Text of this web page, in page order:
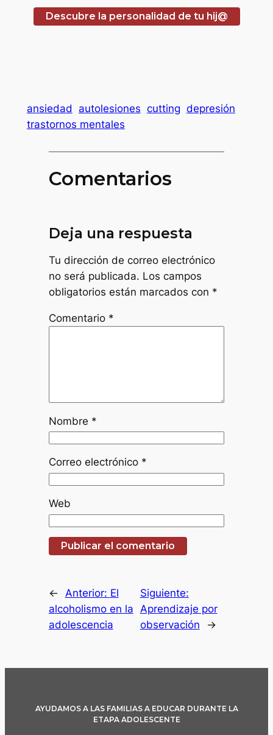
Descubre la personalidad de tu hij@
ansiedad autolesiones cutting depresión
trastornos mentales
Comentarios
Deja una respuesta
Tu dirección de correo electrónico
no será publicada. Los campos
obligatorios están marcados con *
Comentario *
Nombre *
Correo electrónico *
Web
← Anterior: El
alcoholismo en la
adolescencia
Siguiente:
Aprendizaje por
observación
→
AYUDAMOS A LAS FAMILIAS A EDUCAR DURANTE LA
ETAPA ADOLESCENTE